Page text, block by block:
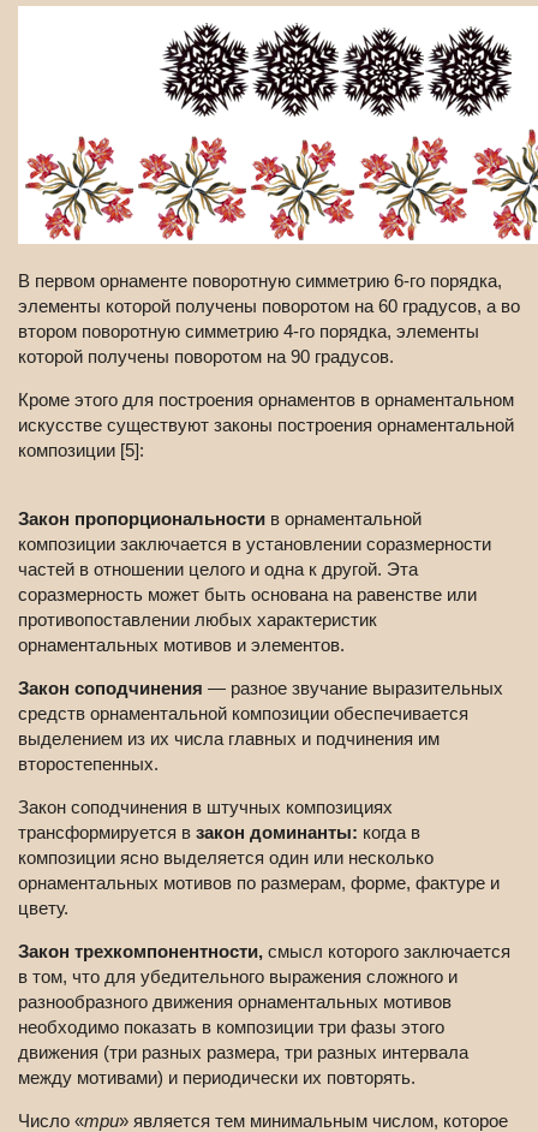
В первом орнаменте поворотную симметрию 6-го порядка,
элементы которой получены поворотом на 60 градусов, а во
втором поворотную симметрию 4-го порядка, элементы
которой получены поворотом на 90 градусов.
Кроме этого для построения орнаментов в орнаментальном
искусстве существуют законы построения орнаментальной
композиции [5]:
Закон пропорциональности в орнаментальной
композиции заключается в установлении соразмерности
частей в отношении целого и одна к другой. Эта
соразмерность может быть основана на равенстве или
противопоставлении любых характеристик
орнаментальных мотивов и элементов.
Закон соподчинения — разное звучание выразительных
средств орнаментальной композиции обеспечивается
выделением из их числа главных и подчинения им
второстепенных.
Закон соподчинения в штучных композициях
трансформируется в закон доминанты: когда в
композиции ясно выделяется один или несколько
орнаментальных мотивов по размерам, форме, фактуре и
цвету.
Закон трехкомпонентности, смысл которого заключается
в том, что для убедительного выражения сложного и
разнообразного движения орнаментальных мотивов
необходимо показать в композиции три фазы этого
движения (три разных размера, три разных интервала
между мотивами) и периодически их повторять.
Число «три» является тем минимальным числом, которое